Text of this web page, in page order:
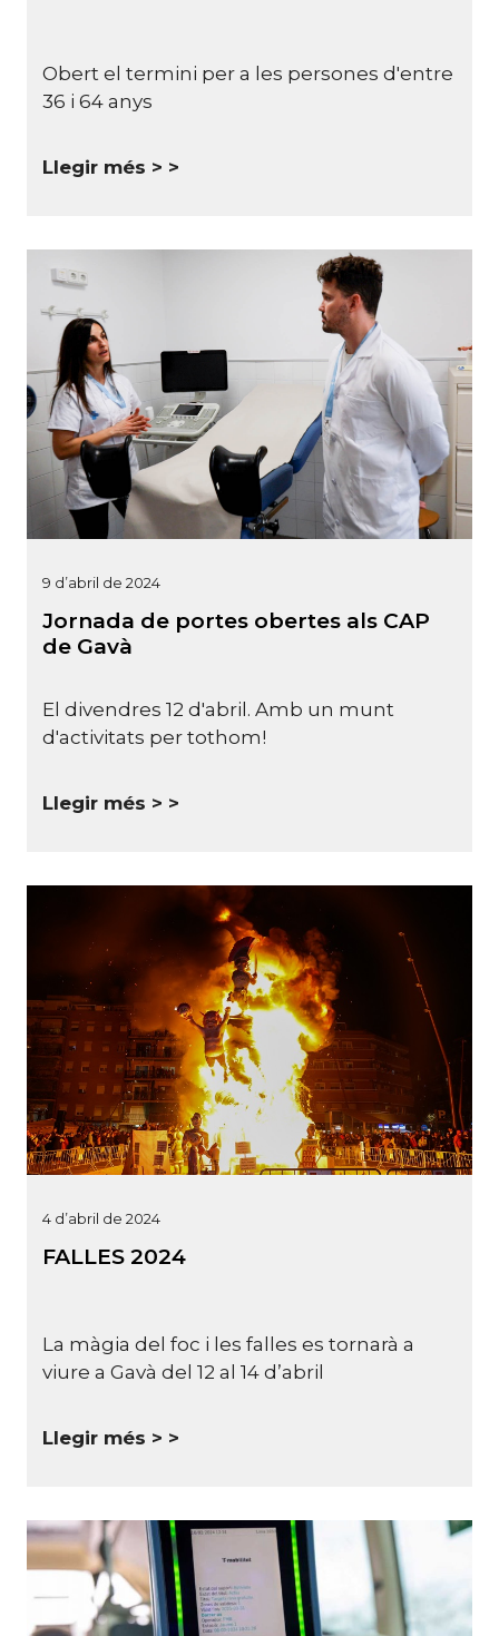
Obert el termini per a les persones d'entre
36 i 64 anys
Llegir més >
9 d’abril de 2024
Jornada de portes obertes als CAP
de Gavà
El divendres 12 d'abril. Amb un munt
d'activitats per tothom!
Llegir més >
4 d’abril de 2024
FALLES 2024
La màgia del foc i les falles es tornarà a
viure a Gavà del 12 al 14 d’abril
Llegir més >